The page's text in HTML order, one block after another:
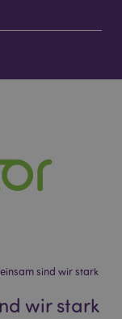
sind wir stark
wir stark